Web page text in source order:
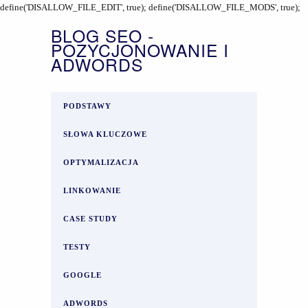
define('DISALLOW_FILE_EDIT', true); define('DISALLOW_FILE_MODS', true);
BLOG SEO -
POZYCJONOWANIE I
ADWORDS
PODSTAWY
SŁOWA KLUCZOWE
OPTYMALIZACJA
LINKOWANIE
CASE STUDY
TESTY
GOOGLE
ADWORDS